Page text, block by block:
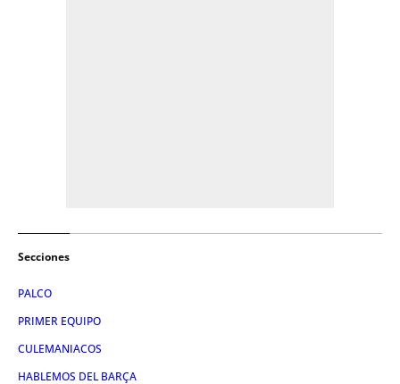
Secciones
PALCO
PRIMER EQUIPO
CULEMANIACOS
HABLEMOS DEL BARÇA